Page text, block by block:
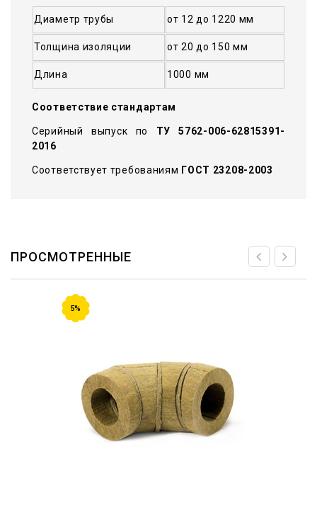
Диаметр трубы от 12 до 1220 мм
Толщина изоляции от 20 до 150 мм
Длина 1000 мм
Соответствие стандартам
Серийный выпуск по ТУ 5762-006-62815391-
2016
Соответствует требованиям ГОСТ 23208-2003
ПРОСМОТРЕННЫЕ
5%